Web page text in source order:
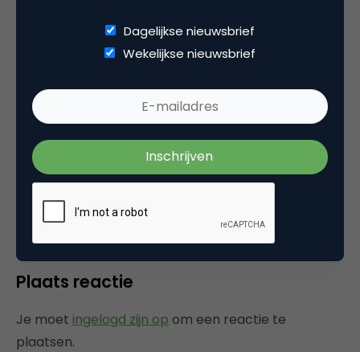
Categorie
Advertising
Tags
event, online advertising
Plaats reactie
Je moet ingelogd zijn op om een reactie te
plaatsen.
Dagelijkse nieuwsbrief
Wekelijkse nieuwsbrief